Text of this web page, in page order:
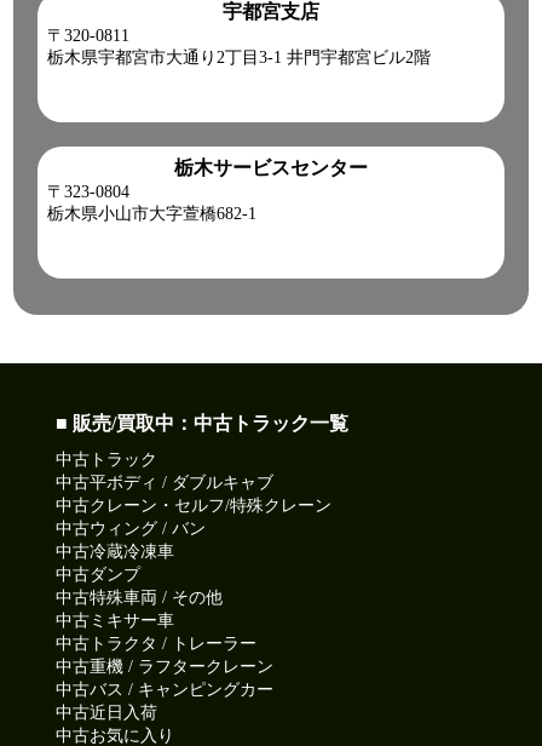
宇都宮支店
〒320-0811
栃木県宇都宮市大通り2丁目3-1 井門宇都宮ビル2階
栃木サービスセンター
〒323-0804
栃木県小山市大字萱橋682-1
■ 販売/買取中：中古トラック一覧
中古トラック
中古平ボディ / ダブルキャブ
中古クレーン・セルフ/特殊クレーン
中古ウィング / バン
中古冷蔵冷凍車
中古ダンプ
中古特殊車両 / その他
中古ミキサー車
中古トラクタ / トレーラー
中古重機 / ラフタークレーン
中古バス / キャンピングカー
中古近日入荷
中古お気に入り